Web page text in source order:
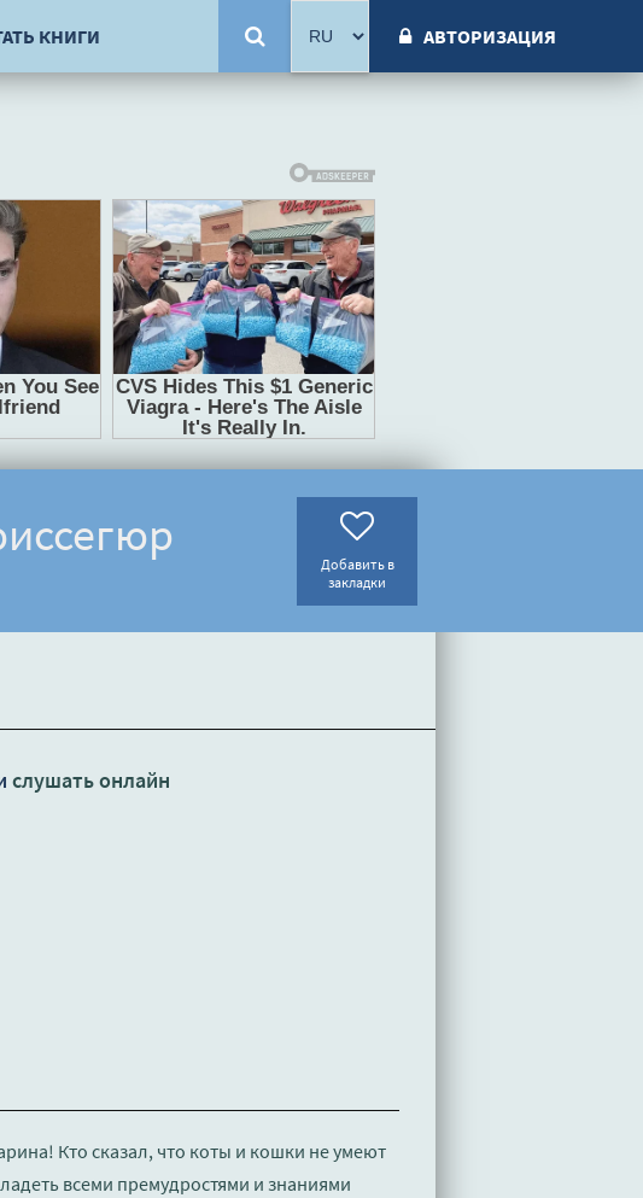
КНИГИ АВТОРИЗАЦИЯ
Добавить в
закладки
слушать онлайн
Кто сказал, что коты и кошки не умеют
всеми премудростями и знаниями